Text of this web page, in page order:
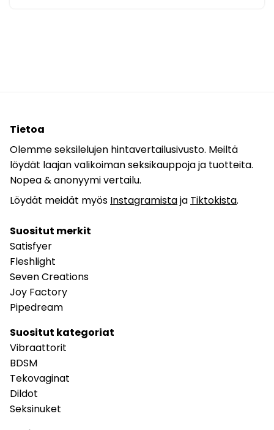
Tietoa
Olemme seksilelujen hintavertailusivusto. Meiltä
löydät laajan valikoiman seksikauppoja ja tuotteita.
Nopea & anonyymi vertailu.
Löydät meidät myös Instagramistaja Tiktokista.
Suositut merkit
Satisfyer
Fleshlight
Seven Creations
Joy Factory
Pipedream
Suositut kategoriat
Vibraattorit
BDSM
Tekovaginat
Dildot
Seksinuket